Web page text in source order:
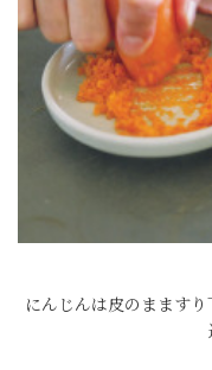
にんじんは皮のまます